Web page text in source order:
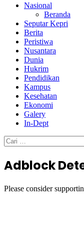
Facebook
Twitter
Google+
WhatsApp
Telegram
Back
button
Close
Nasional
Beranda
Seputar Kepri
Berita
Peristiwa
Nusantara
Dunia
Hukrim
Pendidikan
Kampus
Kesehatan
Ekonomi
Galery
In-Dept
Cari
untuk:
Adblock
Please consider